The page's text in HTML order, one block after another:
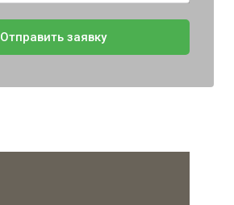
Отправить заявку